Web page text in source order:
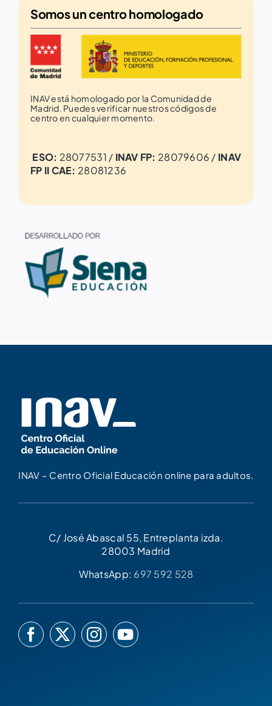
Somos uncentro homologado
INAV está homologado por la Comunidad de
Madrid. Puedes verificar nuestros códigos de
centro en cualquier momento.
ESO: 28077531 / INAV FP: 28079606 / INAV
FP II CAE: 28081236
INAV – Centro Oficial Educación online para adultos.
C/ José Abascal 55, Entreplanta izda.
28003 Madrid
WhatsApp: 697 592 528